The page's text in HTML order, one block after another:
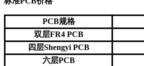
PCB规格
双层FR4 PCB
四层Shengyi PCB
六层PCB